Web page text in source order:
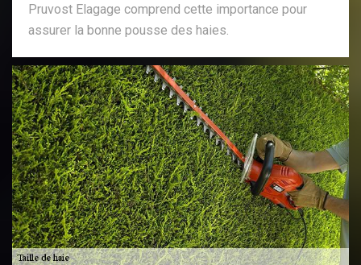
Pruvost Elagage comprend cette importance pour
assurer la bonne pousse des haies.